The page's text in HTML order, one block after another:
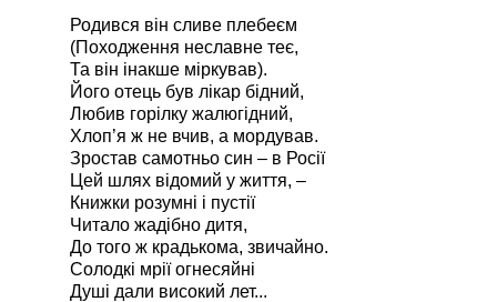
Родився він сливе плебеєм
(Походження неславне теє,
Та він інакше міркував).
Його отець був лікар бідний,
Любив горілку жалюгідний,
Хлоп’я ж не вчив, а мордував.
Зростав самотньо син – в Росії
Цей шлях відомий у життя, –
Книжки розумні і пустії
Читало жадібно дитя,
До того ж крадькома, звичайно.
Солодкі мрії огнесяйні
Душі дали високий лет...